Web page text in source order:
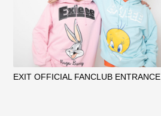
EXIT OFFICIAL FANCLUB ENTRANCE